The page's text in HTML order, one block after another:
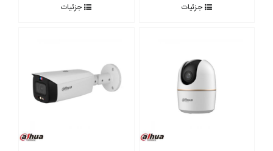
جزئیات جزئیات